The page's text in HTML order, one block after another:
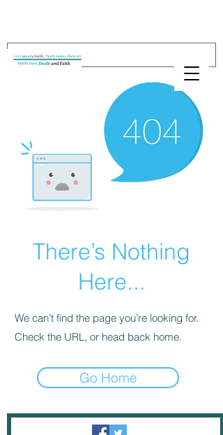
There’s Nothing
Here...
We can’t find the page you’re looking for.
Check the URL, or head back home.
Go Home